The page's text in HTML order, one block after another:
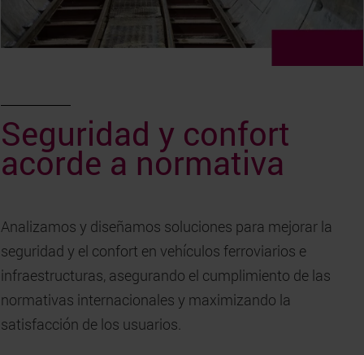
Seguridad y confort
acorde a normativa
Analizamos y diseñamos soluciones para mejorar la
seguridad y el confort en vehículos ferroviarios e
infraestructuras, asegurando el cumplimiento de las
normativas internacionales y maximizando la
satisfacción de los usuarios.